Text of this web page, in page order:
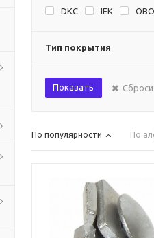
DKC IEK
Тип покрытия
Показать
По популярности По